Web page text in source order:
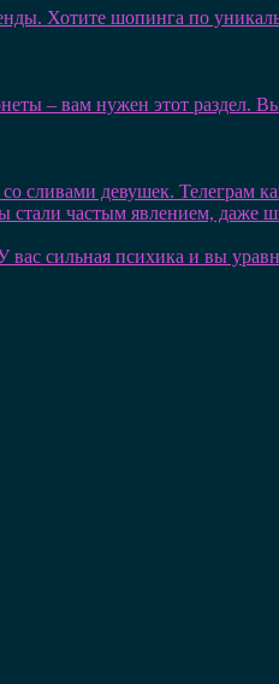
Хотите шопинга по
– вам нужен этот раздел.
сливами девушек. Телеграм
стали частым явлением, даже
вас сильная психика и вы